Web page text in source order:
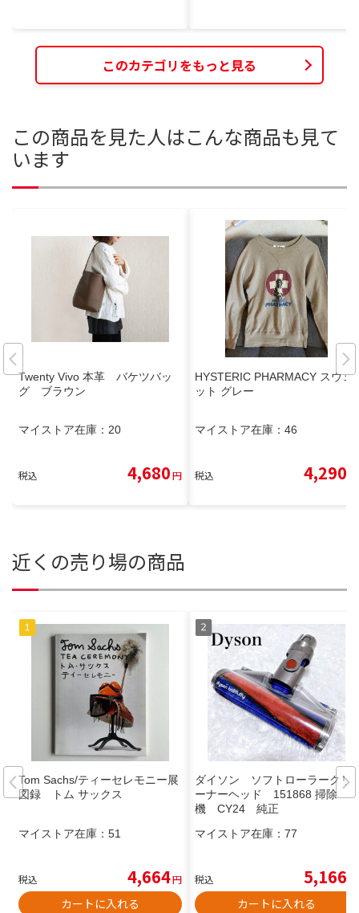
このカテゴリをもっと見る
この商品を見た人はこんな商品も見て
います
Twenty Vivo 本革 バケツバッ
グ ブラウン
マイストア在庫： 20
税込 4,680円
HYSTERIC PHARMACY スウェ
ット グレー
マイストア在庫： 46
税込 4,290
近くの売り場の商品
Tom Sachs/ティーセレモニー展
図録 トム サックス
マイストア在庫： 51
税込 4,664円
カートに入れる
ダイソン ソフトローラークリ
ーナーヘッド 151868 掃除
機 CY24 純正
マイストア在庫： 77
税込 5,166
カートに入れる